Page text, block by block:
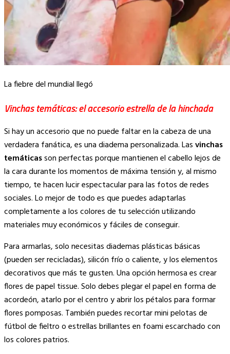
La fiebre del mundial llegó
Vinchas temáticas: el accesorio estrella de la hinchada
Si hay un accesorio que no puede faltar en la cabeza de una
verdadera fanática, es una diadema personalizada. Lasvinchas
temáticasson perfectas porque mantienen el cabello lejos de
la cara durante los momentos de máxima tensión y, al mismo
tiempo, te hacen lucir espectacular para las fotos de redes
sociales. Lo mejor de todo es que puedes adaptarlas
completamente a los colores de tu selección utilizando
materiales muy económicos y fáciles de conseguir.
Para armarlas, solo necesitas diademas plásticas básicas
(pueden ser recicladas), silicón frío o caliente, y los elementos
decorativos que más te gusten. Una opción hermosa es crear
flores de papel tissue. Solo debes plegar el papel en forma de
acordeón, atarlo por el centro y abrir los pétalos para formar
flores pomposas. También puedes recortar mini pelotas de
fútbol de fieltro o estrellas brillantes en foami escarchado con
los colores patrios.